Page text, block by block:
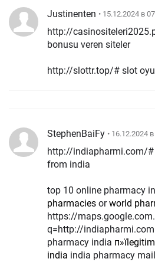
Justinenten • 15.12.2024 в
http://
bonusu veren siteler
http://slottr.top/# slot
StephenBaiFy • 16.12.2024
http://indiapharmi.com/
from india
top 10 online pharmacy
pharmacies orworld
https://
q=http://
pharmacy india
india india pharmacy